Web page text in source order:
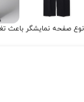
نوع صفحه نمایشگر باعث